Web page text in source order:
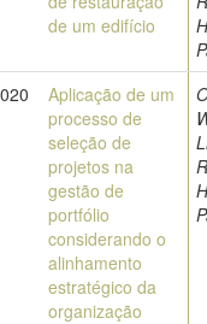
de um edifício
Aplicação de um
processo de
seleção de
projetos na
gestão de
portfólio
considerando o
alinhamento
estratégico da
organização